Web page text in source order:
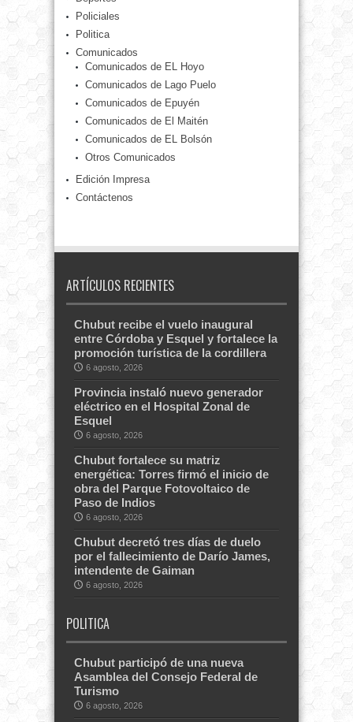
Policiales
Politica
Comunicados
Comunicados de EL Hoyo
Comunicados de Lago Puelo
Comunicados de Epuyén
Comunicados de El Maitén
Comunicados de EL Bolsón
Otros Comunicados
Edición Impresa
Contáctenos
ARTÍCULOS RECIENTES
Chubut recibe el vuelo inaugural
entre Córdoba y Esquel y fortalece la
promoción turística de la cordillera
6 agosto, 2026
Provincia instaló nuevo generador
eléctrico en el Hospital Zonal de
Esquel
6 agosto, 2026
Chubut fortalece su matriz
energética: Torres firmó el inicio de
obra del Parque Fotovoltaico de
Paso de Indios
6 agosto, 2026
Chubut decretó tres días de duelo
por el fallecimiento de Darío James,
intendente de Gaiman
6 agosto, 2026
POLITICA
Chubut participó de una nueva
Asamblea del Consejo Federal de
Turismo
6 agosto, 2026